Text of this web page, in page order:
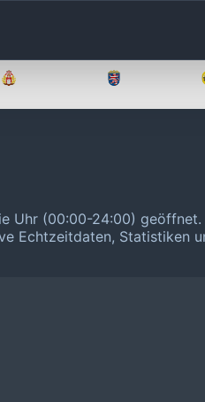
Uhr (00:00-24:00) geöffnet.
Echtzeitdaten, Statistiken